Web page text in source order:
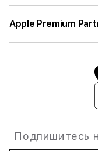
Apple Premium
Подпишитесь